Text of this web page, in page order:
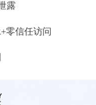
露
零信任访问